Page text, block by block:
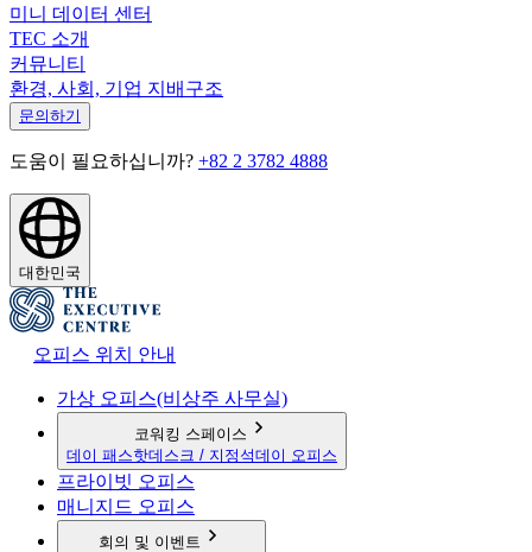
미니 데이터 센터
TEC 소개
커뮤니티
환경, 사회, 기업 지배구조
문의하기
도움이 필요하십니까? +82 2 3782 4888
대한민국
오피스 위치 안내
가상 오피스(비상주 사무실)
코워킹 스페이스
데이 패스핫데스크 / 지정석데이 오피스
프라이빗 오피스
매니지드 오피스
회의 및 이벤트